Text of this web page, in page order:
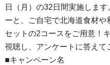
日（月）の32日間実施しま
ーと、ご自宅で北海道食材や
セットの2コースをご用意！
視聴し、アンケートに答えて
■キャンペーン名